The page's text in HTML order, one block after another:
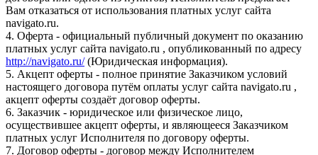
Вам отказаться от использования платных услуг сайта
navigato.ru.
4. Оферта - официальный публичный документ по оказанию
платных услуг сайта navigato.ru , опубликованный по адресу
http://navigato.ru/(Юридическая информация).
5. Акцепт оферты - полное принятие Заказчиком условий
настоящего договора путём оплаты услуг сайта navigato.ru ,
акцепт оферты создаёт договор оферты.
6. Заказчик - юридическое или физическое лицо,
осуществившее акцепт оферты, и являющееся Заказчиком
платных услуг Исполнителя по договору оферты.
7. Договор оферты - договор между Исполнителем